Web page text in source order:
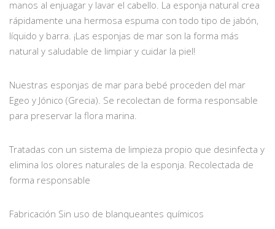
manos al enjuagar y lavar el cabello. La esponja natural crea
rápidamente una hermosa espuma con todo tipo de jabón,
líquido y barra. ¡Las esponjas de mar son la forma más
natural y saludable de limpiar y cuidar la piel!
Nuestras esponjas de mar para bebé proceden del mar
Egeo y Jónico (Grecia). Se recolectan de forma responsable
para preservar la flora marina.
Tratadas con un sistema de limpieza propio que desinfecta y
elimina los olores naturales de la esponja. Recolectada de
forma responsable
Fabricación Sin uso de blanqueantes químicos